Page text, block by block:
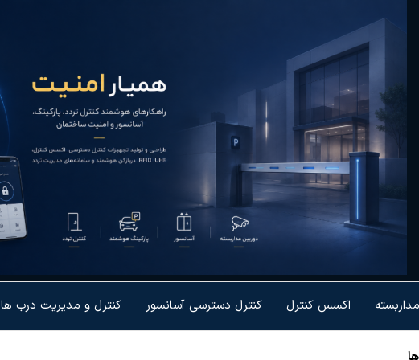
همیار
امنیت
تردد و
کنترل و مدیریت درب ها کنترل دسترسی آسانسور اکسس کنترل